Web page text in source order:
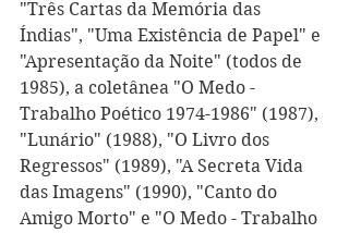
"Três Cartas da Memória das
Índias", "Uma Existência de Papel" e
"Apresentação da Noite" (todos de
1985), a coletânea "O Medo -
Trabalho Poético 1974-1986" (1987),
"Lunário" (1988), "O Livro dos
Regressos" (1989), "A Secreta Vida
das Imagens" (1990), "Canto do
Amigo Morto" e "O Medo - Trabalho